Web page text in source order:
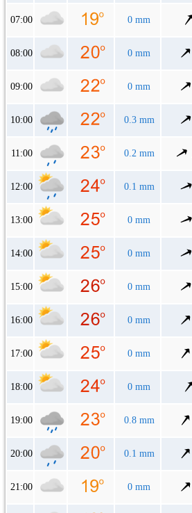
07:00 0 mm
08:00 0 mm
09:00 0 mm
10:00 0.3 mm
11:00 0.2 mm
12:00 0.1 mm
13:00 0 mm
14:00 0 mm
15:00 0 mm
16:00 0 mm
17:00 0 mm
18:00 0 mm
19:00 0.8 mm
20:00 0.1 mm
21:00 0 mm